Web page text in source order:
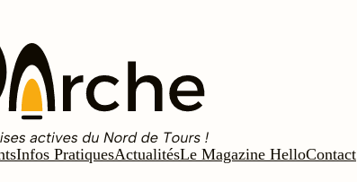
Infos PratiquesActualitésLe Magazine HelloContact